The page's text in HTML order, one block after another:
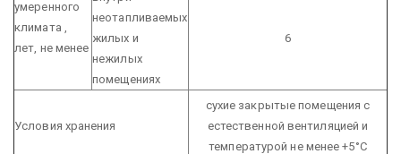
умеренного
климата ,
лет, не менее
неотапливаемых
жилых и
нежилых
помещениях
6
Условия хранения
сухие закрытые помещения с
естественной вентиляцией и
температурой не менее +5°С